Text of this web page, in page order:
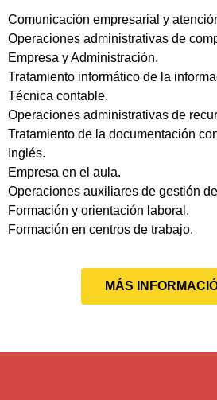
Comunicación empresarial y
Operaciones administrativas de
Empresa y Administración.
Tratamiento informático de la
Técnica contable.
Operaciones administrativas de
Tratamiento de la documentación
Inglés.
Empresa en el aula.
Operaciones auxiliares de gestión
Formación y orientación laboral.
Formación en centros de trabajo.
MÁS